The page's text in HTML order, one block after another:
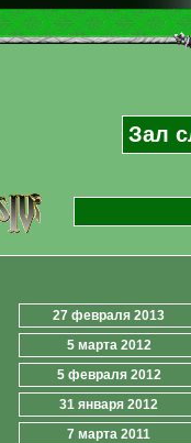
Зал
27 февраля 2013
5 марта 2012
5 февраля 2012
31 января 2012
7 марта 2011